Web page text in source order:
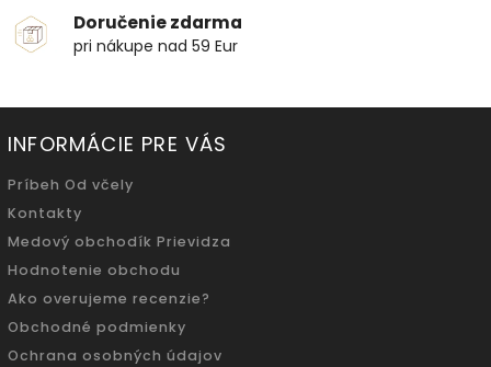
Doručenie zdarma
pri nákupe nad 59 Eur
INFORMÁCIE PRE VÁS
Príbeh Od včely
Kontakty
Medový obchodík Prievidza
Hodnotenie obchodu
Ako overujeme recenzie?
Obchodné podmienky
Ochrana osobných údajov